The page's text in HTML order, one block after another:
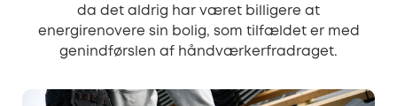
da det aldrig har været billigere at
energirenovere sin bolig, som tilfældet er med
genindførslen af håndværkerfradraget.